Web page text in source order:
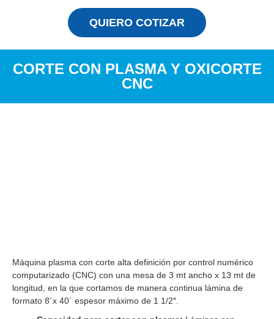
QUIERO COTIZAR
CORTE CON PLASMA Y OXICORTE
CNC
Máquina plasma con corte alta definición por control numérico
computarizado (CNC) con una mesa de 3 mt ancho x 13 mt de
longitud, en la que cortamos de manera continua lámina de
formato 8´x 40´ espesor máximo de 1 1/2″.